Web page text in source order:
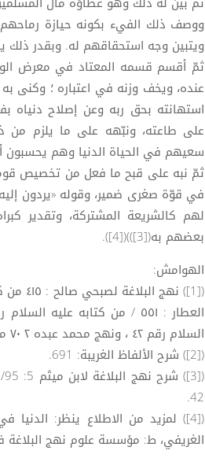
ووصف ذلك الفيء بكونه حيازة
ويتبين وجه استحقاقهم له. وبقدر
ثمّ أقسم قسمه المعتاد في معرض
عنده، ويخف وزنه في اعتباره ؛ وكنى
استهانته بحق ربه وعن إصلاح دنياه
على طاعته، ونبّهه على ما يلزم من
سعيهم في الحياة الدنيا وهم
ثمّ نبه على قبح ما فعل من تخصيص
في قوّة صغرى ضمير، وقوله «يردون
لهم كالشريعة المشتركة، وتقدير
بعضهم به([3]))([4]).
الهوامش:
السلام رقم ٤٢ ، ونهج محمد عبده ۲ ۷۰ من كتاب له عليه السلام إلى مصقلة .
([2]) شرح الألفاظ الغريبة: 691.
42.
([4]) لمزيد من الاطلاع ينظر:
الغريفي، ط: مؤسسة علوم نهج البلاغة في